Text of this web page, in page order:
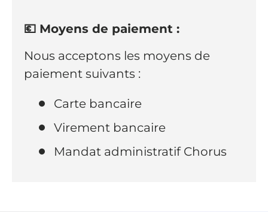
💶 Moyens de paiement :
Nous acceptons les moyens de
paiement suivants :
Carte bancaire
Virement bancaire
Mandat administratif Chorus